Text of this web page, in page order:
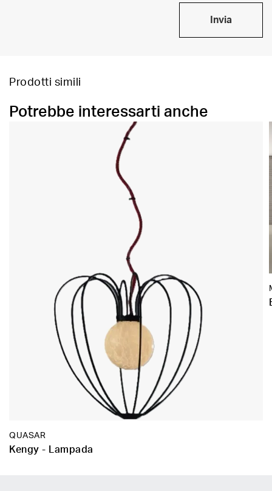
Invia
Prodotti simili
Potrebbe interessarti anche
QUASAR
Kengy - Lampada